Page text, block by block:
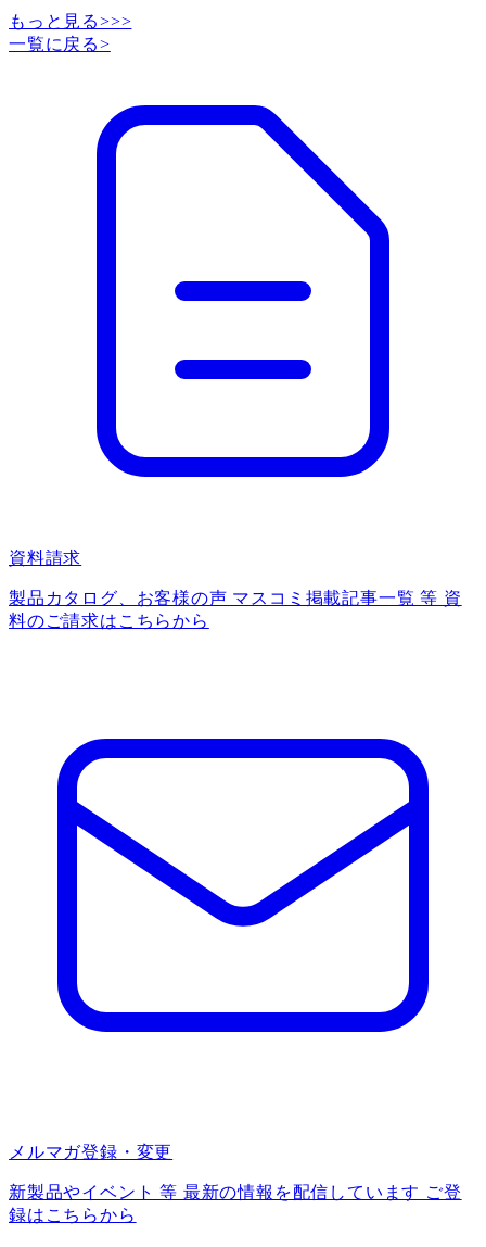
もっと見る>>>
一覧に戻る>
資料請求
製品カタログ、お客様の声 マスコミ掲載記事一覧 等 資
料のご請求はこちらから
メルマガ登録・変更
新製品やイベント 等 最新の情報を配信しています ご登
録はこちらから